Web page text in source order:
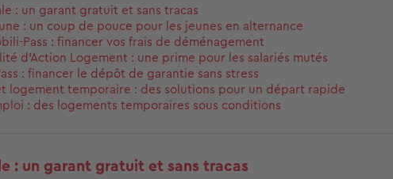
: un garant gratuit et sans tracas
: un coup de pouce pour les jeunes en alternance
Pass : financer vos frais de déménagement
d'Action Logement : une prime pour les salariés mutés
: financer le dépôt de garantie sans stress
logement temporaire : des solutions pour un départ rapide
: des logements temporaires sous conditions
: un garant gratuit et sans tracas